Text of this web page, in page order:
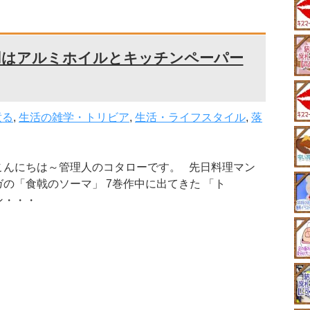
アルミホイルとキッチンペーパー
, 生活の雑学・トリビア, 生活・ライフスタイル, 落
んにちは～管理人のコタローです。 先日料理マン
の「食戟のソーマ」 7巻作中に出てきた 「ト
・・・